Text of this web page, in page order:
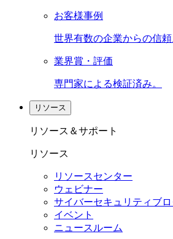
お客様事例
世界有数の企業からの信頼
業界賞・評価
専門家による検証済み。
リソース
リソース＆サポート
リソース
リソースセンター
ウェビナー
サイバーセキュリティブ
イベント
ニュースルーム